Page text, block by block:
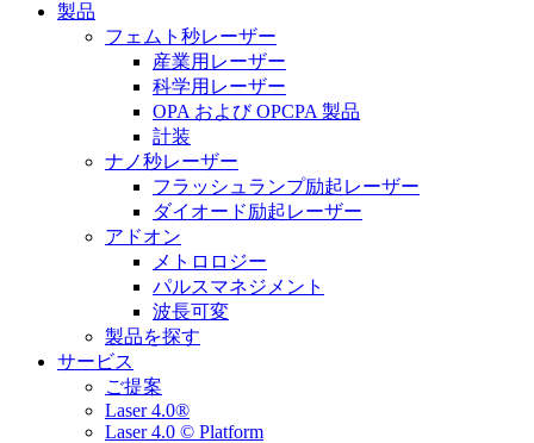
製品
フェムト秒レーザー
産業用レーザー
科学用レーザー
OPA および OPCPA 製品
計装
ナノ秒レーザー
フラッシュランプ励起レーザー
ダイオード励起レーザー
アドオン
メトロロジー
パルスマネジメント
波長可変
製品を探す
サービス
ご提案
Laser 4.0®
Laser 4.0 © Platform